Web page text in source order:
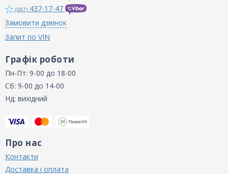
(097) 437-17-47
Замовити дзвінок
Запит по VIN
Графік роботи
Пн-Пт: 9-00 до 18-00
Сб: 9-00 до 14-00
Нд: вихідний
Про нас
Контакти
Доставка і оплата